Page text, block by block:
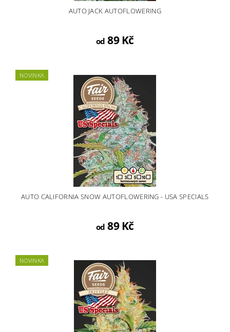
AUTO JACK AUTOFLOWERING
od 89 Kč
NOVINKA
AUTO CALIFORNIA SNOW AUTOFLOWERING - USA SPECIALS
od 89 Kč
NOVINKA